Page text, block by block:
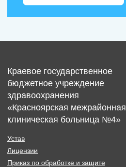
Краевое государственное
бюджетное учреждение
здравоохранения
«Красноярская межрайонная
клиническая больница №4»
Устав
Лицензии
Приказ по обработке и защите